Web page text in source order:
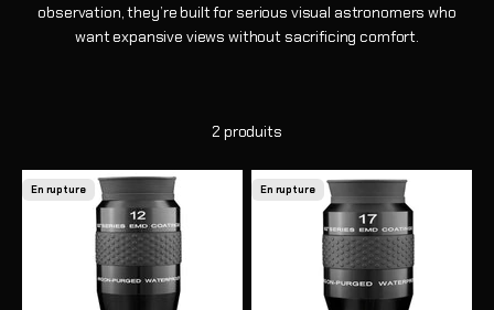
observation, they’re built for serious visual astronomers who
want expansive views without sacrificing comfort.
2 produits
En rupture En rupture